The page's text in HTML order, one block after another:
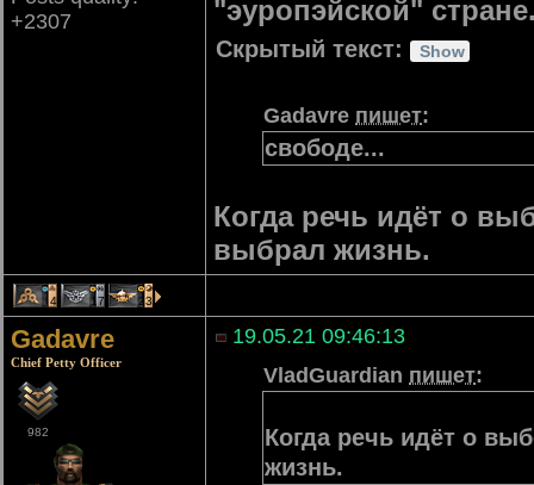
+2307
"эуропэйской"
Скрытый текст:
Gadavre пишет:
свободе...
Когда речь идёт о
выбрал жизнь.
4 17 23
Gadavre
Chief Petty Officer
982
19.05.21 09:46:13
VladGuardian пишет:
Когда речь идёт о
жизнь.